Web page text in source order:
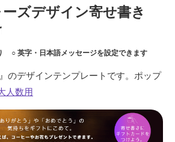
ズデザイン寄せ書き
○ 英字・日本語メッセージを設定できます
のデザインテンプレートです。ポップ
人数用